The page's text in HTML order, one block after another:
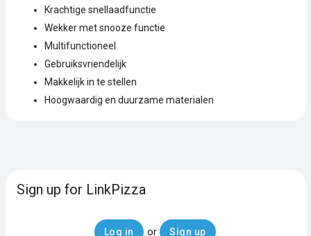
Krachtige snellaadfunctie
Wekker met snooze functie
Multifunctioneel
Gebruiksvriendelijk
Makkelijk in te stellen
Hoogwaardig en duurzame materialen
Sign up for LinkPizza
Log in or Sign up